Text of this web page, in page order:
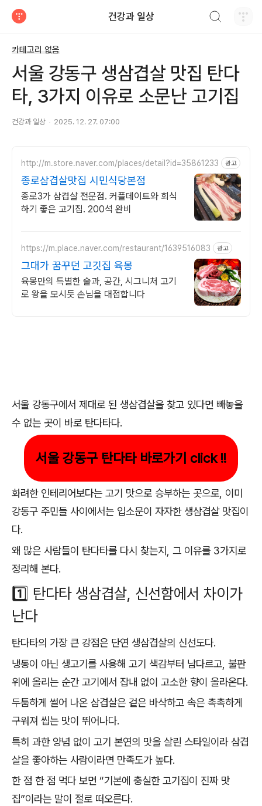
건강과 일상
카테고리 없음
서울 강동구 생삼겹살 맛집 탄다
타, 3가지 이유로 소문난 고기집
건강과 일상 2025. 12. 27. 07:00
http://m.store.naver.com/places/detail?id=35861233 광고
종로삼겹살맛집 시민식당본점
종로3가 삼겹살 전문점. 커플데이트와 회식
하기 좋은 고기집. 200석 완비
https://m.place.naver.com/restaurant/1639516083 광고
그대가 꿈꾸던 고깃집 육몽
육몽만의 특별한 술과, 공간, 시그니처 고기
로 왕을 모시듯 손님을 대접합니다
서울 강동구에서 제대로 된 생삼겹살을 찾고 있다면 빼놓을
수 없는 곳이 바로 탄다타다.
서울 강동구 탄다타 바로가기 click !!
화려한 인테리어보다는 고기 맛으로 승부하는 곳으로, 이미
강동구 주민들 사이에서는 입소문이 자자한 생삼겹살 맛집이
다.
왜 많은 사람들이 탄다타를 다시 찾는지, 그 이유를 3가지로
정리해 본다.
1️⃣ 탄다타 생삼겹살, 신선함에서 차이가
난다
탄다타의 가장 큰 강점은 단연 생삼겹살의 신선도다.
냉동이 아닌 생고기를 사용해 고기 색감부터 남다르고, 불판
위에 올리는 순간 고기에서 잡내 없이 고소한 향이 올라온다.
두툼하게 썰어 나온 삼겹살은 겉은 바삭하고 속은 촉촉하게
구워져 씹는 맛이 뛰어나다.
특히 과한 양념 없이 고기 본연의 맛을 살린 스타일이라 삼겹
살을 좋아하는 사람이라면 만족도가 높다.
한 점 한 점 먹다 보면 “기본에 충실한 고기집이 진짜 맛
집”이라는 말이 절로 떠오른다.